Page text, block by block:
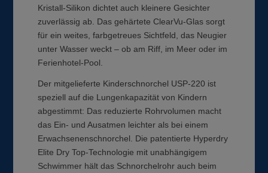
Kristall-Silikon dichtet auch kleinere Gesichter
zuverlässig ab. Das gehärtete ClearVu-Glas sorgt
für ein weites, farbgetreues Sichtfeld, das Neugier
unter Wasser weckt – ob am Riff, im Meer oder im
Ferienhotel-Pool.
Der mitgelieferte Kinderschnorchel USP-220 ist
speziell auf die Lungenkapazität von Kindern
abgestimmt: Das reduzierte Rohrvolumen macht
das Ein- und Ausatmen leichter als bei einem
Erwachsenenschnorchel. Die patentierte Hyperdry
Elite Dry Top-Technologie mit unabhängigem
Schwimmer hält das Schnorchelrohr auch beim